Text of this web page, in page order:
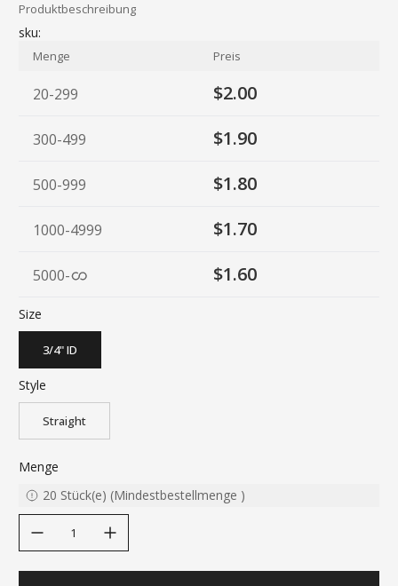
Produktbeschreibung
sku:
Menge Preis
20-299 $2.00
300-499 $1.90
500-999 $1.80
1000-4999 $1.70
5000- $1.60
Size
3/4" ID
Style
Straight
Menge
20 Stück(e) (Mindestbestellmenge )